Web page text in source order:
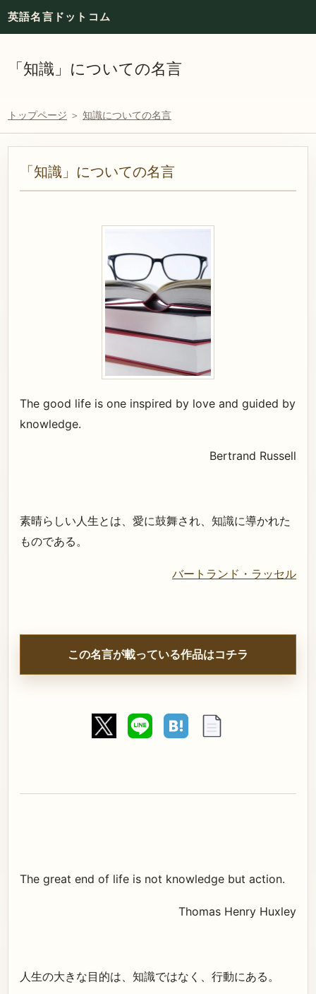
英語名言ドットコム
「知識」についての名言
トップページ ＞ 知識についての名言
「知識」についての名言
The good life is one inspired by love and guided by
knowledge.
Bertrand Russell
素晴らしい人生とは、愛に鼓舞され、知識に導かれた
ものである。
バートランド・ラッセル
この名言が載っている作品はコチラ
The great end of life is not knowledge but action.
Thomas Henry Huxley
人生の大きな目的は、知識ではなく、行動にある。